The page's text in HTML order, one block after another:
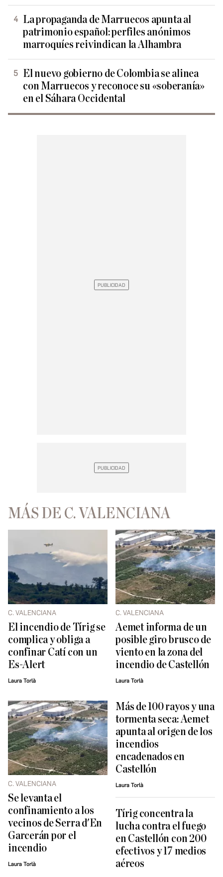
La propaganda de Marruecos apunta al
patrimonio español: perfiles anónimos
marroquíes reivindican la Alhambra
El nuevo gobierno de Colombia se alinea
con Marruecos y reconoce su «soberanía»
en el Sáhara Occidental
MÁS DE C. VALENCIANA
C. VALENCIANA
El incendio de Tírig se
complica y obliga a
confinar Catí con un
Es-Alert
Laura Torlà
C. VALENCIANA
Aemet informa de un
posible giro brusco de
viento en la zona del
incendio de Castellón
Laura Torlà
C. VALENCIANA
Se levanta el
confinamiento a los
vecinos de Serra d'En
Garcerán por el
incendio
Laura Torlà
Más de 100 rayos y una
tormenta seca: Aemet
apunta al origen de los
incendios
encadenados en
Castellón
Laura Torlà
Tírig concentra la
lucha contra el fuego
en Castellón con 200
efectivos y 17 medios
aéreos